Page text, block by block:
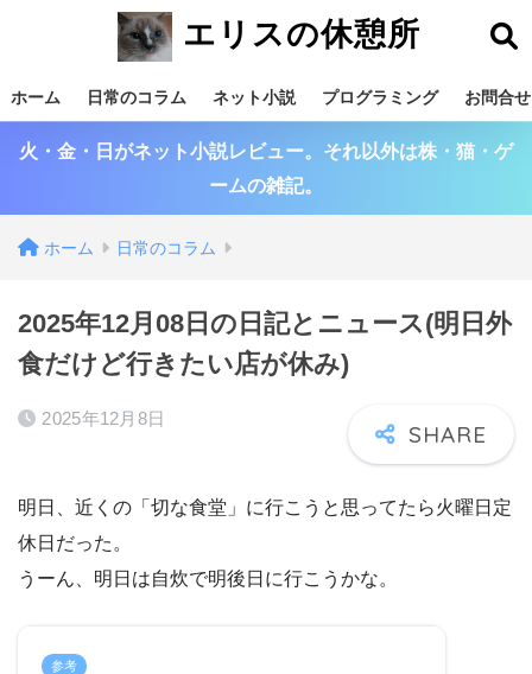
エリスの休憩所
ホーム 日常のコラム ネット小説 プログラミング お問合せ
火・金・日がネット小説レビュー。それ以外は株・猫・ゲ
ームの雑記。
ホーム 日常のコラム
2025年12月08日の日記とニュース(明日外
食だけど行きたい店が休み)
2025年12月8日
明日、近くの「切な食堂」に行こうと思ってたら火曜日定
休日だった。
うーん、明日は自炊で明後日に行こうかな。
参考